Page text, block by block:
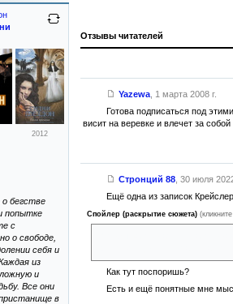
Отзывы читателей
Yazewa, 1 марта 2008 г.
Готова подписаться под
висит на веревке и влечет за
Стронций 88, 30 июля
Ещё одна из записок
Спойлер (раскрытие сюжета)
Как тут поспоришь?
Есть и ещё понятные мне
2012
бегстве
попытке
с
о свободе,
себя и
из
и
Все они
в